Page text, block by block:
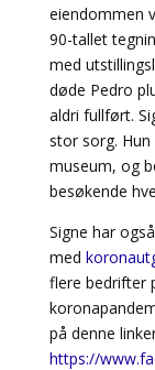
eiendommen
90-tallet
med
døde Pedro
aldri fullført.
stor sorg.
museum, og
besøkende
Signe har
med
flere bedrifter
på denne
https://